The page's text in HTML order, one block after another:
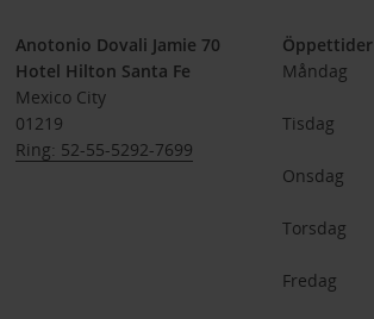
Anotonio Dovali Jamie 70
Hotel Hilton Santa Fe
Mexico City
01219
Ring: 52-55-5292-7699
Öppettider
Måndag
Tisdag
Onsdag
Torsdag
Fredag